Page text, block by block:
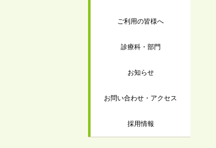
ご利用の皆様へ
診療科・部門
お知らせ
お問い合わせ・アクセス
採用情報